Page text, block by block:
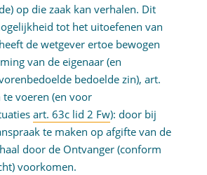
op die zaak kan verhalen. Dit
tot het uitoefenen van
de wetgever ertoe bewogen
van de eigenaar (en
bedoelde zin), art.
voeren (en voor
art. 63c lid 2 Fw): door bij
te maken op afgifte van de
door de Ontvanger (conform
voorkomen.